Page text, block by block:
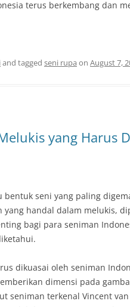
terus berkembang dan
and tagged seni rupa on August 7,
yang Harus
bentuk seni yang paling
yang handal dalam melukis,
bagi para seniman
dikuasai oleh seniman
dimensi pada
seniman terkenal Vincent